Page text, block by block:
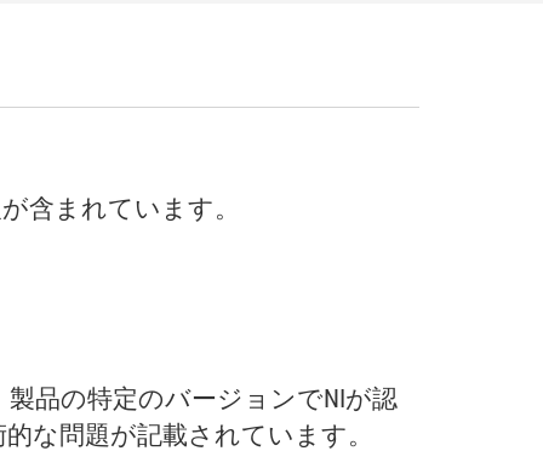
が含 まれてい ます。
製品の特定のバージョンでNIが認
的な問題が記載さ れてい ます。